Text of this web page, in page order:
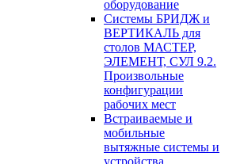
оборудование
Системы БРИДЖ и
ВЕРТИКАЛЬ для
столов МАСТЕР,
ЭЛЕМЕНТ, СУЛ 9.2.
Произвольные
конфигурации
рабочих мест
Встраиваемые и
мобильные
вытяжные системы и
устройства